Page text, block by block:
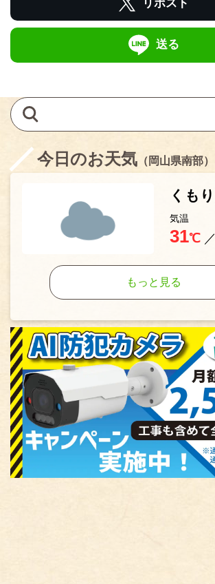
リポスト
送る
今日のお天気 （岡山県南部）
くもり
気温
31℃ ／
もっと見る